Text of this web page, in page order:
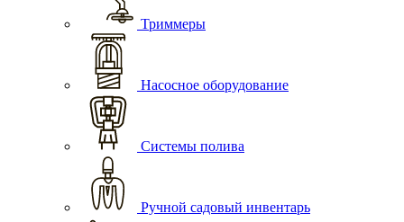
Триммеры
Насосное оборудование
Системы полива
Ручной садовый инвентарь